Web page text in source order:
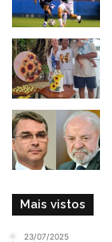
Mais vistos
23/07/2025